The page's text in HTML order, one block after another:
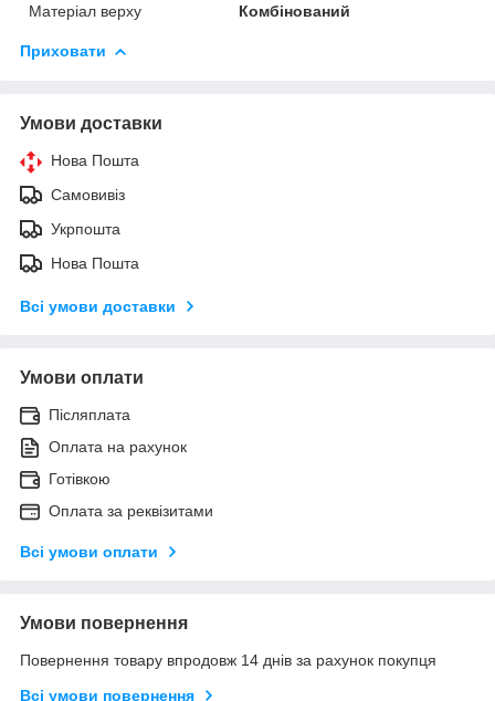
Матеріал верху
Комбінований
Приховати
Умови доставки
Нова Пошта
Самовивіз
Укрпошта
Нова Пошта
Всі умови доставки
Умови оплати
Післяплата
Оплата на рахунок
Готівкою
Оплата за реквізитами
Всі умови оплати
Умови повернення
Повернення товару впродовж 14 днів за рахунок покупця
Всі умови повернення